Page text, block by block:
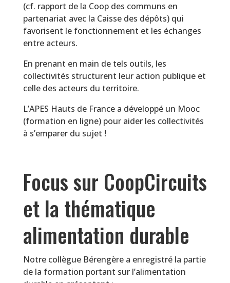
(cf. rapport de la Coop des communs en
partenariat avec la Caisse des dépôts) qui
favorisent le fonctionnement et les échanges
entre acteurs.
En prenant en main de tels outils, les
collectivités structurent leur action publique et
celle des acteurs du territoire.
L’APES Hauts de France a développé un Mooc
(formation en ligne) pour aider les collectivités
à s’emparer du sujet !
Focus sur CoopCircuits
et la thématique
alimentation durable
Notre collègue Bérengère a enregistré la partie
de la formation portant sur l’alimentation